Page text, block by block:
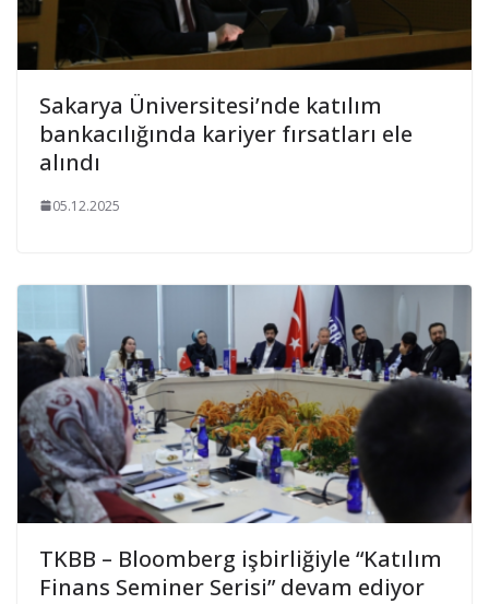
Sakarya Üniversitesi’nde katılım
bankacılığında kariyer fırsatları ele
alındı
05.12.2025
TKBB – Bloomberg işbirliğiyle “Katılım
Finans Seminer Serisi” devam ediyor